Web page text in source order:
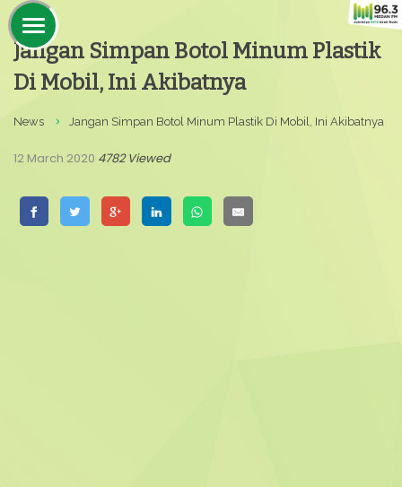
Jangan Simpan Botol Minum Plastik
Di Mobil, Ini Akibatnya
News Jangan Simpan Botol Minum Plastik Di Mobil, Ini Akibatnya
12 March 2020 4782 Viewed